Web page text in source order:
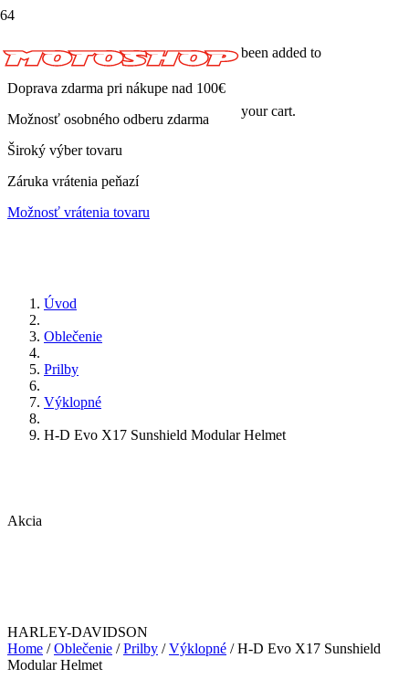
been added to
your cart.
Doprava zdarma pri nákupe nad 100€
Možnosť osobného odberu zdarma
Široký výber tovaru
Záruka vrátenia peňazí
Možnosť vrátenia tovaru
Úvod
Oblečenie
Prilby
Výklopné
H-D Evo X17 Sunshield Modular Helmet
Akcia
HARLEY-DAVIDSON
Home /Oblečenie /Prilby /Výklopné / H-D Evo X17 Sunshield
Modular Helmet